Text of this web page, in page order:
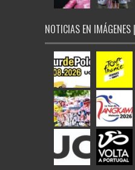
NOTICIAS EN